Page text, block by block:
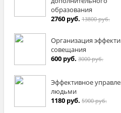
образования
2760 руб. 13800 руб.
Организация
совещания
600 руб. 3000 руб.
Эффективное
людьми
1180 руб. 5900 руб.